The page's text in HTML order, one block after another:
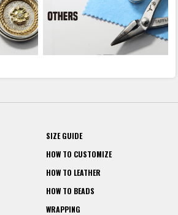
SIZE GUIDE
HOW TO CUSTOMIZE
HOW TO LEATHER
HOW TO BEADS
WRAPPING